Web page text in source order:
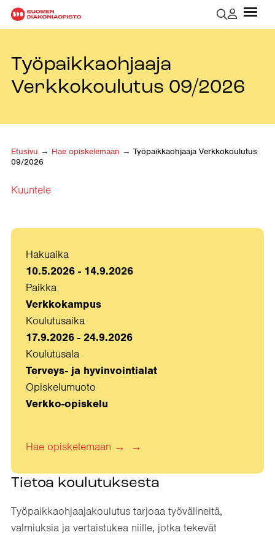
Työpaikkaohjaaja
Verkkokoulutus 09/2026
Etusivu → Hae opiskelemaan → Työpaikkaohjaaja Verkkokoulutus
09/2026
Kuuntele
Hakuaika
10.5.2026 - 14.9.2026
Paikka
Verkkokampus
Koulutusaika
17.9.2026 - 24.9.2026
Koulutusala
Terveys- ja hyvinvointialat
Opiskelumuoto
Verkko-opiskelu
Hae opiskelemaan →
Tietoa koulutuksesta
Työpaikkaohjaajakoulutus tarjoaa työvälineitä,
valmiuksia ja vertaistukea niille, jotka tekevät